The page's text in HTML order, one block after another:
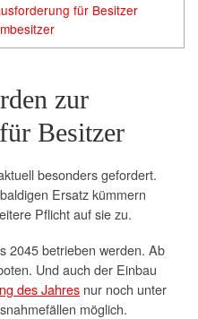
für Besitzer
zur
Besitzer
besonders gefordert.
Ersatz kümmern
Pflicht auf sie zu.
2045 betrieben werden. Ab
Und auch der Einbau
des Jahres nur noch unter
möglich.